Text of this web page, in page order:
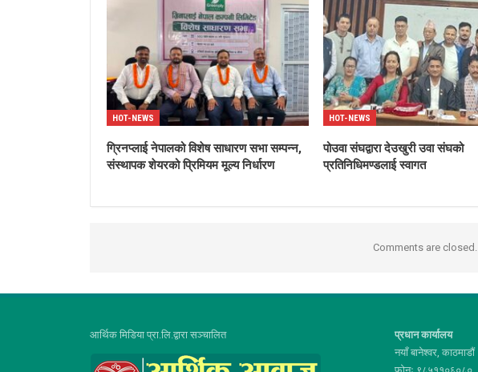
HOT-NEWS
ग्रिनप्लाई नेपालको विशेष साधारण सभा सम्पन्न,
संस्थापक शेयरको प्रिमियम मूल्य निर्धारण
HOT-NEWS
पोउवा संघद्वारा देउखुरी उवा संघको
प्रतिनिधिमण्डलाई स्वागत
Comments are closed.
आर्थिक मिडिया प्रा.लि.द्वारा सञ्चालित
प्रधान कार्यालय
नयाँ बानेश्वर, काठमाडौं